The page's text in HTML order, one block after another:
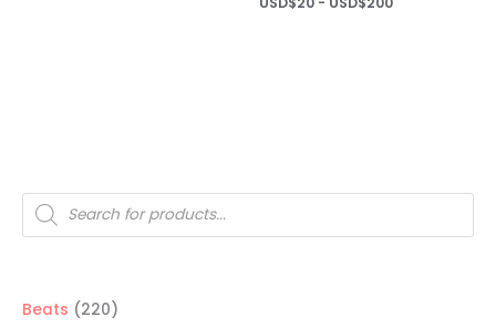
Búsqueda
de
productos
Beats 220220